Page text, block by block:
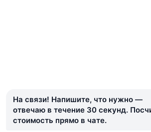
© 2018–2026 Типография Индиго · Санкт-
Политика конфиденциальности
На связи! Напишите, что нужно —
отвечаю в течение 30 секунд.
стоимость прямо в чате.